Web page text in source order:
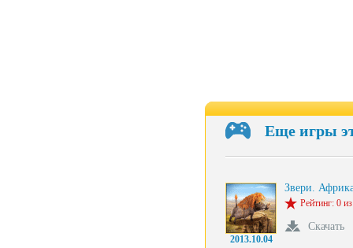
Еще игры
2013.10.04
Звери.
Рейтинг: 0
Скачать